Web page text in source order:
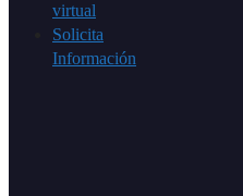
virtual
Solicita
Información